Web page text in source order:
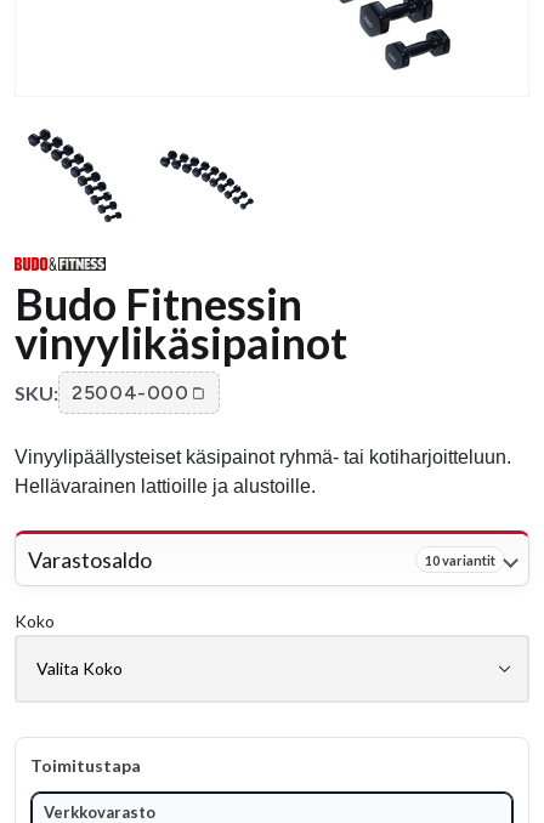
Budo Fitnessin
vinyylikäsipainot
SKU: 25004-000
Vinyylipäällysteiset käsipainot ryhmä- tai kotiharjoitteluun.
Hellävarainen lattioille ja alustoille.
Varastosaldo 10 variantit
Koko
Toimitustapa
Verkkovarasto